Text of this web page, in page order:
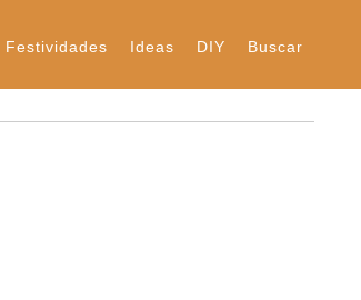
Festividades Ideas DIY Buscar